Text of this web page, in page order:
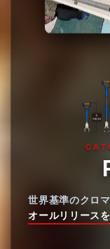
世界基準のクロ
オールリリース